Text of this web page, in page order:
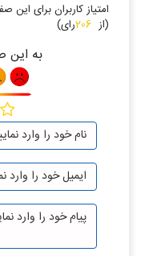
امتیاز کاربران برای این
(از 206رای)
به این